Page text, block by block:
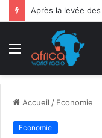
Menu
Accueil / Economie
Economie